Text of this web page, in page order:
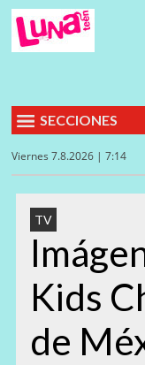
SECCIONES
Viernes 7.8.2026 | 7:14
TV
Kids
de